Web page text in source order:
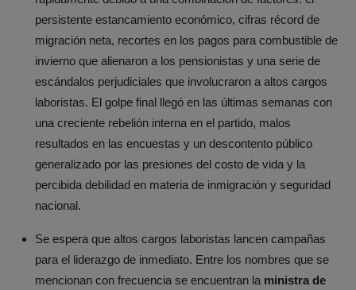
persistente estancamiento económico, cifras récord de
migración neta, recortes en los pagos para combustible de
invierno que alienaron a los pensionistas y una serie de
escándalos perjudiciales que involucraron a altos cargos
laboristas. El golpe final llegó en las últimas semanas con
una creciente rebelión interna en el partido, malos
resultados en las encuestas y un descontento público
generalizado por las presiones del costo de vida y la
percibida debilidad en materia de inmigración y seguridad
nacional.
Se espera que altos cargos laboristas lancen campañas
para el liderazgo de inmediato. Entre los nombres que se
mencionan con frecuencia se encuentran la ministra de